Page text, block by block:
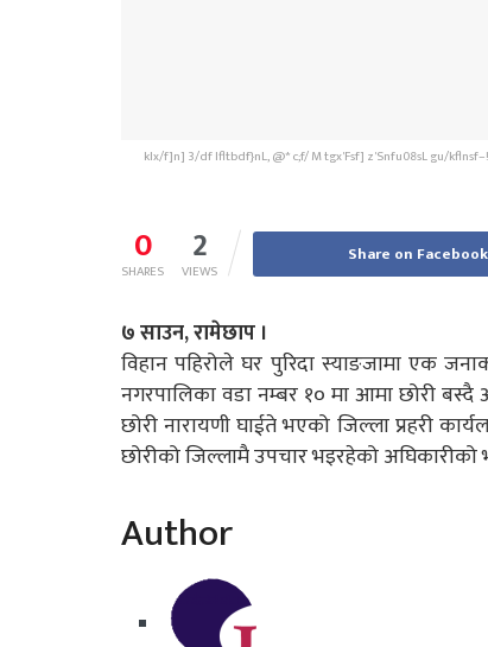
klx/f]n] 3/df Ifltbdf}nL, @* c;f/ M tgx'Fsf] z'Snfu08sL gu/
0
SHARES 2
VIEWS
Share on Facebook
७ साउन, रामेछाप ।
विहान पहिरोले घर पुरिदा स्याङजामा एक
नगरपालिका वडा नम्बर १० मा आमा छोरी
छोरी नारायणी घाईते भएको जिल्ला प्रहरी
छोरीको जिल्लामै उपचार भइरहेको अघिकारीको
Author